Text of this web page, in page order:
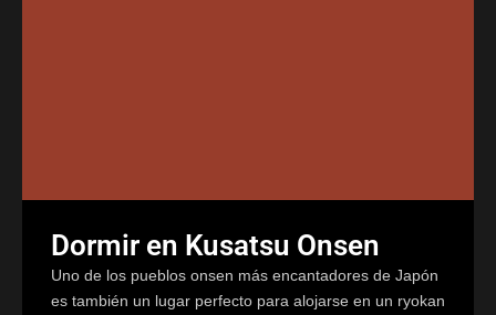
Dormir en Kusatsu Onsen
Uno de los pueblos onsen más encantadores de Japón
es también un lugar perfecto para alojarse en un ryokan